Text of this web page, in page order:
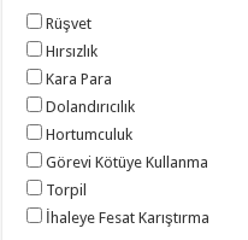
Rüşvet
Hırsızlık
Kara Para
Dolandırıcılık
Hortumculuk
Görevi Kötüye Kullanma
Torpil
İhaleye Fesat Karıştırma